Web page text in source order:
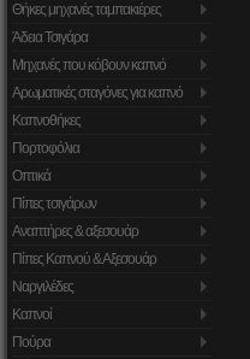
Θήκες μηχανές ταμπακιέρες
Άδεια Τσιγάρα
Μηχανές που κόβουν καπνό
Αρωματικές σταγόνες για καπνό
Καπνοθήκες
Πορτοφόλια
Οπτικά
Πίπες τσιγάρων
Αναπτήρες & αξεσουάρ
Πίπες Καπνού & Αξεσουάρ
Ναργιλέδες
Καπνοί
Πούρα